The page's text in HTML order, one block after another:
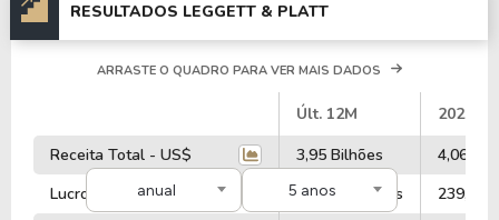
RESULTADOS LEGGETT & PLATT
anual 5 anos
ARRASTE O QUADRO PARA VER MAIS DADOS
Últ. 12M
2025
Receita Total - US$
3,95 Bilhões
4,06
Lucro Operacional - US$
223,80 Milhões
239,60